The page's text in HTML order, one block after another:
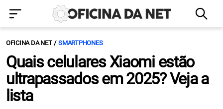
OFICINA DA NET SMARTPHONES
Quais celulares Xiaomi estão
ultrapassados em 2025? Veja a
lista